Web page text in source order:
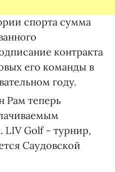
спорта сумма
контракта
его команды в
году.
Рам теперь
LIV Golf - турнир,
Саудовской